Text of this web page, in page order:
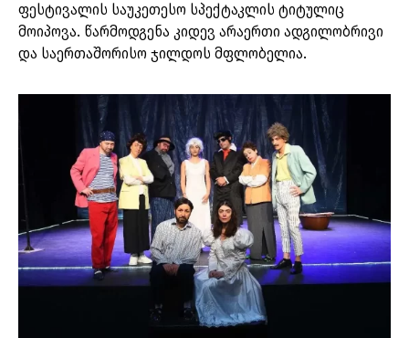
ფესტივალის საუკეთესო სპექტაკლის ტიტულიც
მოიპოვა. წარმოდგენა კიდევ არაერთი ადგილობრივი
და საერთაშორისო ჯილდოს მფლობელია.